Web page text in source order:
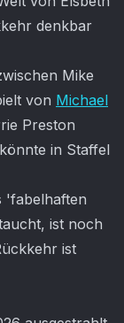
denkbar
Mike
von Michael
Preston
in Staffel
'fabelhaften
ist noch
ist